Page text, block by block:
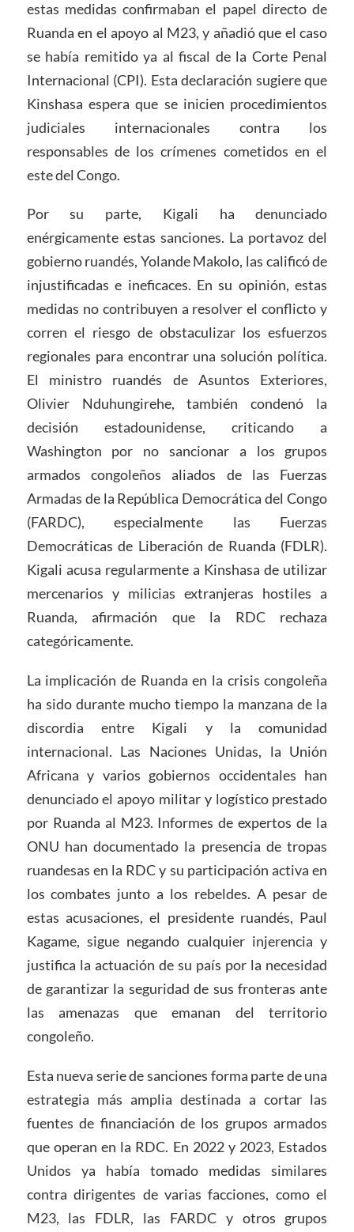
estas medidas confirmaban el papel directo de
Ruanda en el apoyo al M23, y añadió que el caso
se había remitido ya al fiscal de la Corte Penal
Internacional (CPI). Esta declaración sugiere que
Kinshasa espera que se inicien procedimientos
judiciales internacionales contra los
responsables de los crímenes cometidos en el
este del Congo.
Por su parte, Kigali ha denunciado
enérgicamente estas sanciones. La portavoz del
gobierno ruandés, Yolande Makolo, las calificó de
injustificadas e ineficaces. En su opinión, estas
medidas no contribuyen a resolver el conflicto y
corren el riesgo de obstaculizar los esfuerzos
regionales para encontrar una solución política.
El ministro ruandés de Asuntos Exteriores,
Olivier Nduhungirehe, también condenó la
decisión estadounidense, criticando a
Washington por no sancionar a los grupos
armados congoleños aliados de las Fuerzas
Armadas de la República Democrática del Congo
(FARDC), especialmente las Fuerzas
Democráticas de Liberación de Ruanda (FDLR).
Kigali acusa regularmente a Kinshasa de utilizar
mercenarios y milicias extranjeras hostiles a
Ruanda, afirmación que la RDC rechaza
categóricamente.
La implicación de Ruanda en la crisis congoleña
ha sido durante mucho tiempo la manzana de la
discordia entre Kigali y la comunidad
internacional. Las Naciones Unidas, la Unión
Africana y varios gobiernos occidentales han
denunciado el apoyo militar y logístico prestado
por Ruanda al M23. Informes de expertos de la
ONU han documentado la presencia de tropas
ruandesas en la RDC y su participación activa en
los combates junto a los rebeldes. A pesar de
estas acusaciones, el presidente ruandés, Paul
Kagame, sigue negando cualquier injerencia y
justifica la actuación de su país por la necesidad
de garantizar la seguridad de sus fronteras ante
las amenazas que emanan del territorio
congoleño.
Esta nueva serie de sanciones forma parte de una
estrategia más amplia destinada a cortar las
fuentes de financiación de los grupos armados
que operan en la RDC. En 2022 y 2023, Estados
Unidos ya había tomado medidas similares
contra dirigentes de varias facciones, como el
M23, las FDLR, las FARDC y otros grupos